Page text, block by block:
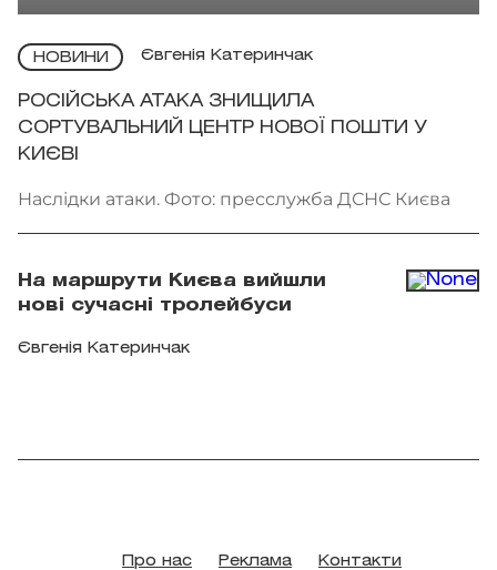
НОВИНИ Євгенія Катеринчак
РОСІЙСЬКА АТАКА ЗНИЩИЛА
СОРТУВАЛЬНИЙ ЦЕНТР НОВОЇ ПОШТИ У
КИЄВІ
Наслідки атаки. Фото: пресслужба ДСНС Києва
На маршрути Києва вийшли
нові сучасні тролейбуси
Євгенія Катеринчак
Про нас Реклама Контакти